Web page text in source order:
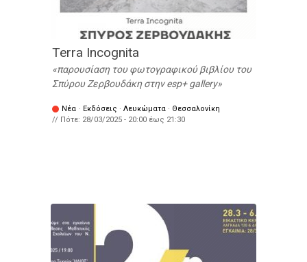
Terra Incognita
παρουσίαση του φωτογραφικού βιβλίου του
Σπύρου Ζερβουδάκη στην esp+ gallery
Νέα · Εκδόσεις · Λευκώματα · Θεσσαλονίκη
// Πότε: 28/03/2025 - 20:00 έως 21:30